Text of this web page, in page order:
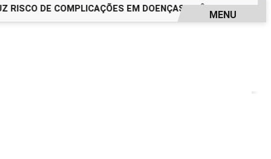
DE COMPLICAÇÕES EM DOENÇAS CRÔNICAS FRAUDE
MENU